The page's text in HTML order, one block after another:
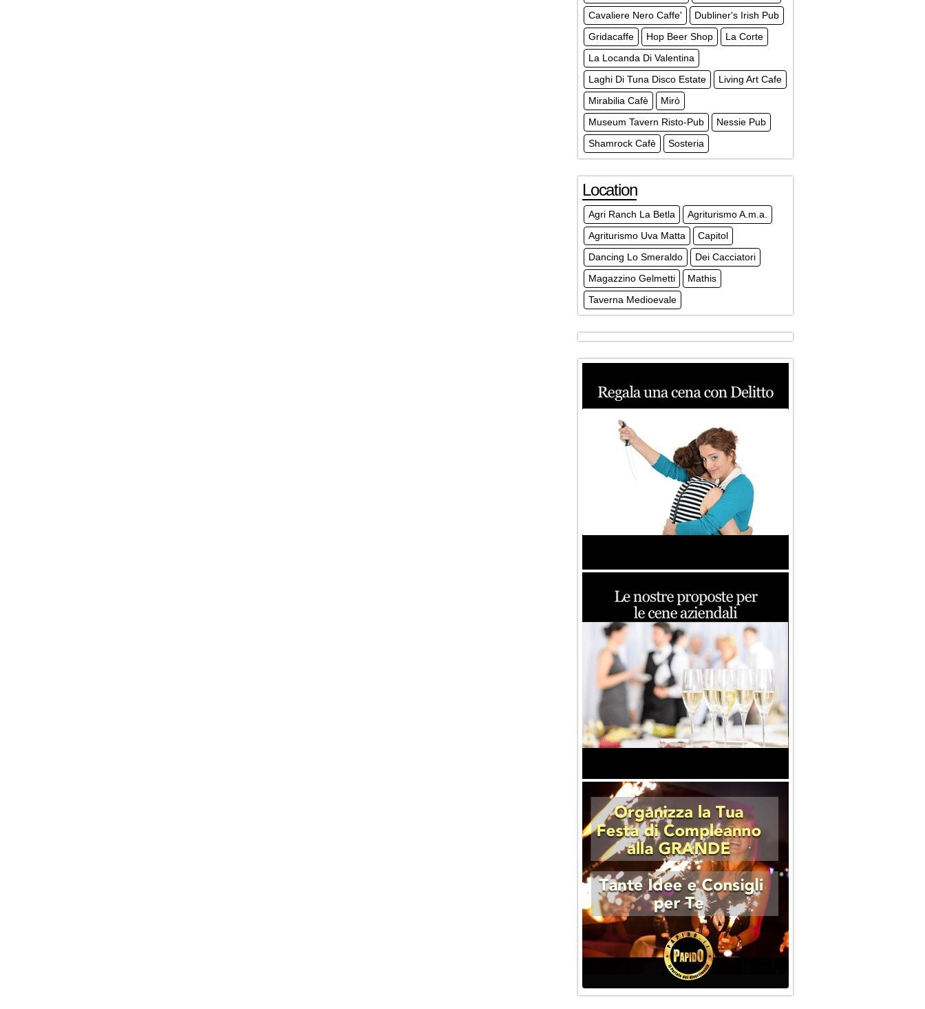
Cavaliere Nero Caffe'
Dubliner's Irish Pub
Gridacaffe
Hop Beer Shop
La Corte
La Locanda Di Valentina
Laghi Di Tuna Disco Estate
Living Art Cafe
Mirabilia Cafè
Mirò
Museum Tavern Risto-Pub
Nessie Pub
Shamrock Cafè
Sosteria
Location
Agri Ranch La Betla
Agriturismo A.m.a.
Agriturismo Uva Matta
Capitol
Dancing Lo Smeraldo
Dei Cacciatori
Magazzino Gelmetti
Mathis
Taverna Medioevale